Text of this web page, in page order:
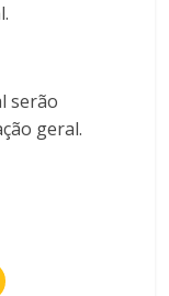
serão
geral.